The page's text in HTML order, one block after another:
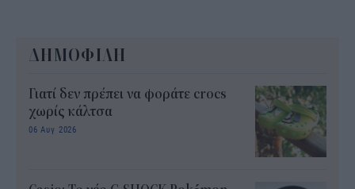
ΔΗΜΟΦΙΛΗ
Γιατί δεν πρέπει να φοράτε crocs
χωρίς κάλτσα
06 Αυγ 2026